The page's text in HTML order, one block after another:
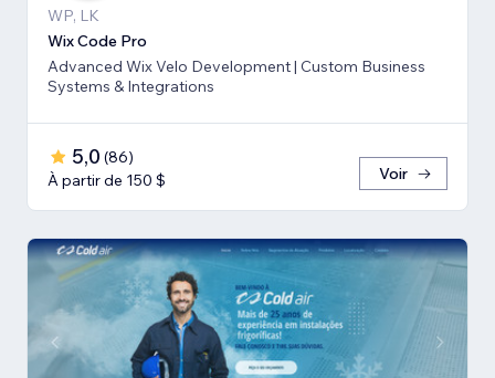
WP, LK
Wix Code Pro
Advanced Wix Velo Development | Custom Business
Systems & Integrations
5,0 (86)
À partir de 150 $
Voir